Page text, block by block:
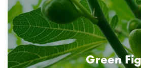
Green Fig
Green Fig
Un parfum verde, fructat, ce te transpune